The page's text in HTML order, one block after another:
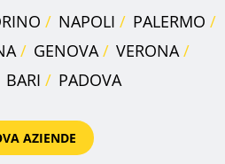
NAPOLI
PALERMO
GENOVA
VERONA
BARI PADOVA
AZIENDE